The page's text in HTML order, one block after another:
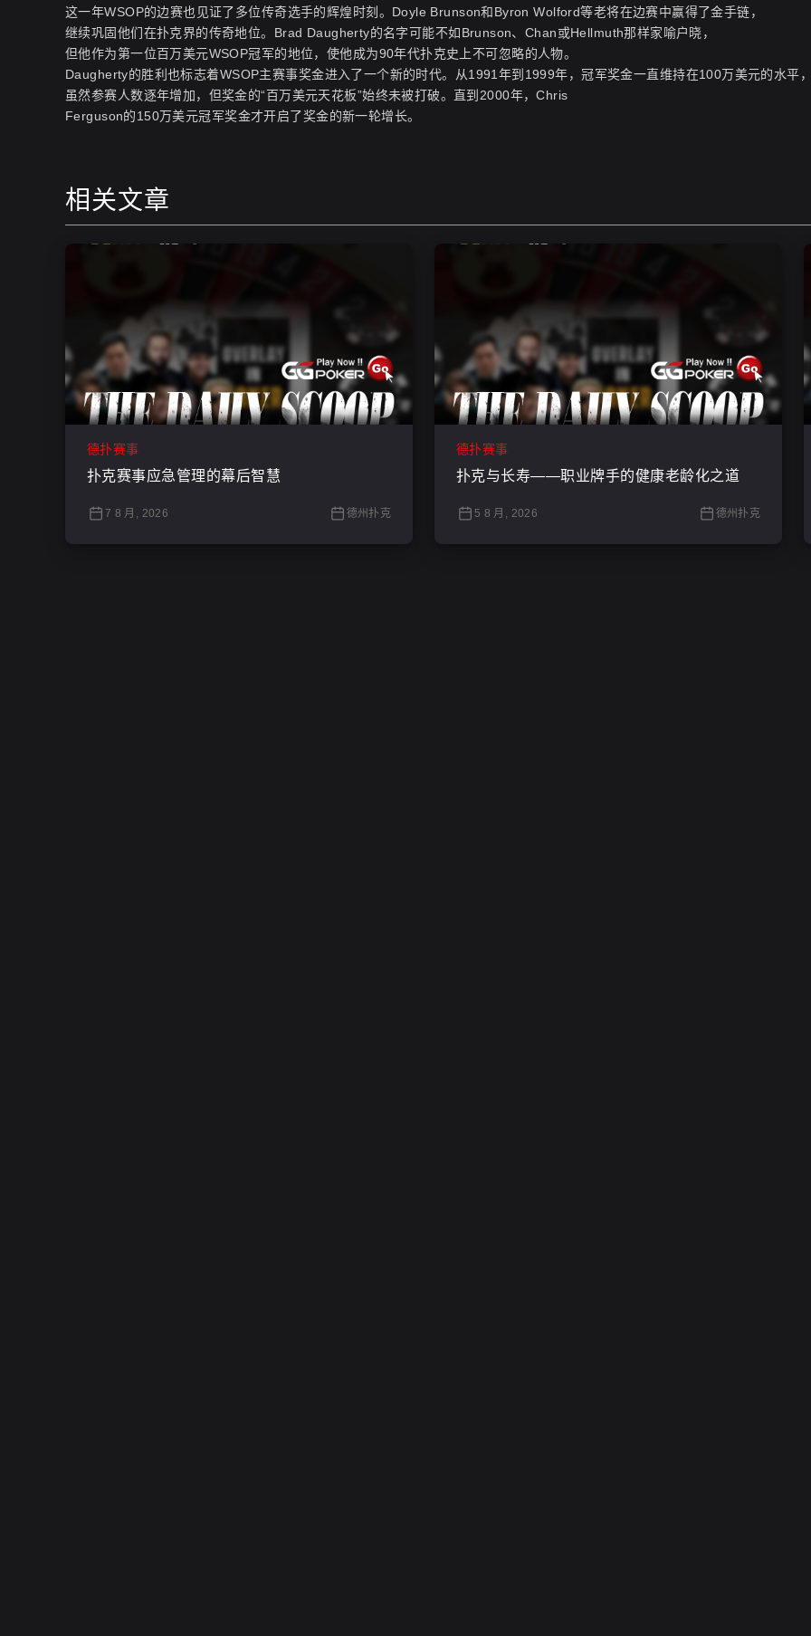
这一年WSOP的边赛也见证了多位传奇选手的辉煌时刻。Doyle Brunson和Byron Wolford等老将在边赛中赢得了金手链，
继续巩固他们在扑克界的传奇地位。Brad Daugherty的名字可能不如Brunson、Chan或Hellmuth那样家喻户晓，
但他作为第一位百万美元WSOP冠军的地位，使他成为90年代扑克史上不可忽略的人物。
Daugherty的胜利也标志着WSOP主赛事奖金进入了一个新的时代。从1991年到1999年，冠军奖金一直维持在100万美元的水平
虽然参赛人数逐年增加，但奖金的“百万美元天花板”始终未被打破。直到2000年，Chris
Ferguson的150万美元冠军奖金才开启了奖金的新一轮增长。
相关文章
德扑赛事
扑克赛事应急管理的幕后智慧
7 8 月, 2026 德州扑克
德扑赛事
扑克与长寿——职业牌手的健康老龄化之道
5 8 月, 2026 德州扑克